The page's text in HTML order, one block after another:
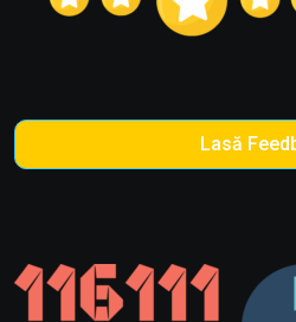
Lasă